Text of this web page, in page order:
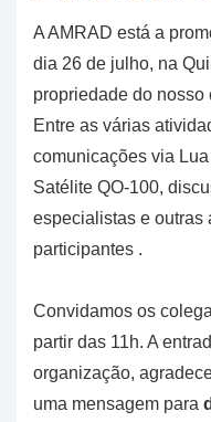
A AMRAD está a
dia 26 de julho, na
propriedade do nosso
Entre as várias
comunicações via
Satélite QO-100,
especialistas e outras
participantes .
Convidamos os
partir das 11h. A
organização,
uma mensagem para